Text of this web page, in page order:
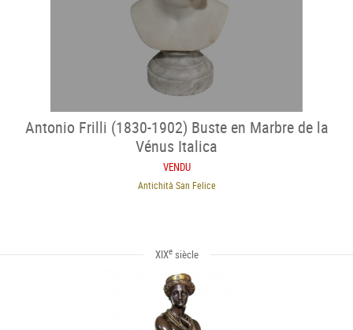
Antonio Frilli (1830-1902) Buste en Marbre de la
Vénus Italica
VENDU
Antichità San Felice
XIXesiècle